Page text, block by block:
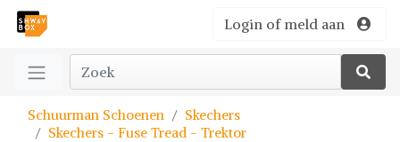
Login of meld aan
Schuurman Schoenen
Skechers
Skechers - Fuse Tread - Trektor